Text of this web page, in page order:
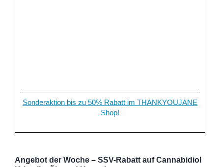
Sonderaktion bis zu 50% Rabatt im THANKYOUJANE
Shop!
Angebot der Woche – SSV-Rabatt auf Cannabidiol